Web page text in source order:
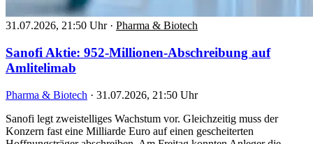
31.07.2026, 21:50 Uhr · Pharma & Biotech
Sanofi Aktie: 952-Millionen-Abschreibung auf
Amlitelimab
Pharma & Biotech · 31.07.2026, 21:50 Uhr
Sanofi legt zweistelliges Wachstum vor. Gleichzeitig muss der
Konzern fast eine Milliarde Euro auf einen gescheiterten